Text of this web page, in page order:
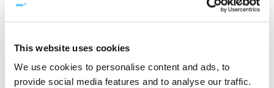
This website uses cookies
We use cookies to personalise content and ads, to
provide social media features and to analyse our traffic.
Ausrüstungen weiterer Zulieferer werden für den Betrieb der
Wärmetauscher und Fördereinrichtungen bis hin zu kompletten
Stationen – darunter die Saftreinigung, die Filtration und die